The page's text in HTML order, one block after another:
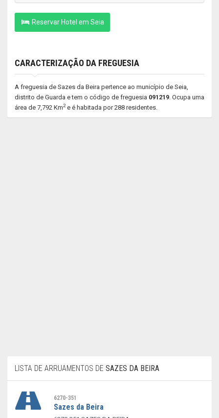
Reservar Hotel em Seia
CARACTERIZAÇÃO DA FREGUESIA
A freguesia de Sazes da Beira pertence ao município de Seia,
distrito de Guarda e tem o código de freguesia 091219. Ocupa uma
área de 7,792 Km2e é habitada por 288 residentes.
LISTA DE ARRUAMENTOS DE SAZES DA BEIRA
6270-351
Sazes da Beira